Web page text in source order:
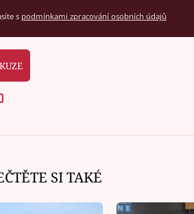
s podmínkami zpracování osobních údajů
SI TAKÉ